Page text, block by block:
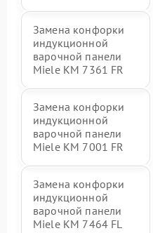
Замена конфорки
индукционной
варочной панели
Miele KM 7361 FR
Замена конфорки
индукционной
варочной панели
Miele KM 7001 FR
Замена конфорки
индукционной
варочной панели
Miele KM 7464 FL